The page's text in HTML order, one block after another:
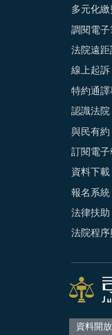
多元化繳
調閱電子
法院遠距
線上起訴
特約通譯
認識法院
與民有約
訂閱電子
資料下載
報名系統
法律扶助
法院程序
:::
資料開